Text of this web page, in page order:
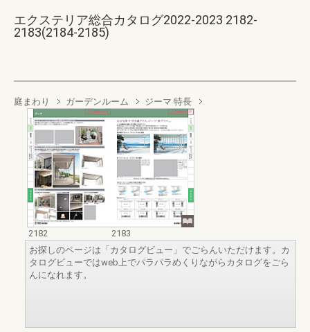
エクステリア総合カタログ2022-2023 2182-
2183(2184-2185)
庭まわり ガーデンルーム ジーマ 特長
2182
2183
お探しのページは「カタログビュー」でごらんいただけます。カ
タログビューではweb上でパラパラめくりながらカタログをごら
んになれます。